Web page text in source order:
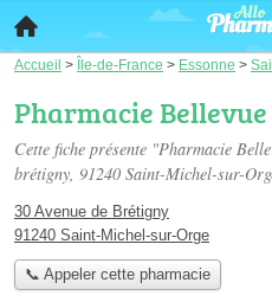
Accueil > Île-de-France > Essonne >
Pharmacie Bellevue
Cette fiche présente "Pharmacie
brétigny, 91240 Saint-Michel-sur-
30 Avenue de Brétigny
91240 Saint-Michel-sur-Orge
📞 Appeler cette pharmacie